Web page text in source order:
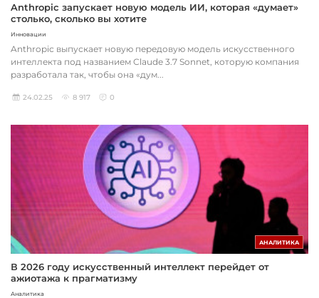
Anthropic запускает новую модель ИИ, которая «думает»
столько, сколько вы хотите
Инновации
Anthropic выпускает новую передовую модель искусственного
интеллекта под названием Claude 3.7 Sonnet, которую компания
разработала так, чтобы она «дум...
24.02.25 8 917 0
АНАЛИТИКА
В 2026 году искусственный интеллект перейдет от
ажиотажа к прагматизму
Аналитика